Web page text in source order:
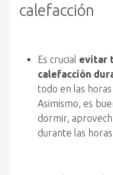
calefacción
Es crucial evitar
calefacción
todo en las
Asimismo, es
dormir,
durante las